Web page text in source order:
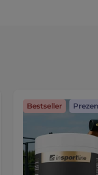
Bestseller